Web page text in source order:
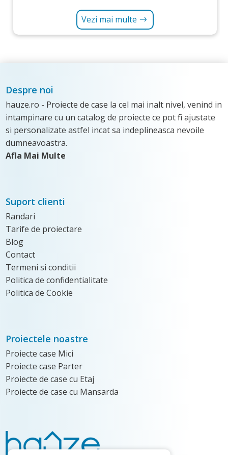
Vezi mai multe
Despre noi
hauze.ro - Proiecte de case la cel mai inalt nivel, venind in
intampinare cu un catalog de proiecte ce pot fi ajustate
si personalizate astfel incat sa indeplineasca nevoile
dumneavoastra.
Afla Mai Multe
Suport clienti
Randari
Tarife de proiectare
Blog
Contact
Termeni si conditii
Politica de confidentialitate
Politica de Cookie
Proiectele noastre
Proiecte case Mici
Proiecte case Parter
Proiecte de case cu Etaj
Proiecte de case cu Mansarda